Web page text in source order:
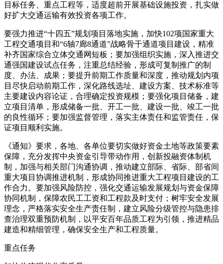
目标任务、重点工程等，适度超前开展基础设施投资，扎实做
好扩大交通运输有效投资各项工作。
要强力推进“十四五”规划项目落地实施，加快102项国家重大
工程交通项目和“6轴7廊8通道”战略骨干通道项目建设，精准
补齐国家综合立体交通网短板；要加强组织实施，深入推进交
通强国建设试点任务，注重总结经验，形成可复制推广的制
度、办法、成果；要提升前期工作质量和深度，推动规划内项
目尽快启动前期工作，深化路线选址、建设方案、技术标准等
主要建设内容论证，合理确定投资规模；要强化项目储备，建
立项目清单，形成储备一批、开工一批、建设一批、竣工一批
的良性循环；要加强监督管理，落实主体责任和监管责任，保
证项目顺利实施。
《通知》要求，各地、各单位要切实做好资金土地等政策要素
保障，充分发挥中央资金引导带动作用，创新投融资体制机
制，加强与相关部门沟通协调，推动建立部际、省际、部省间
重大项目协调推进机制，形成协同推进重大工程项目建设的工
作合力。要加强风险防控，强化交通运输发展规划与资金保障
协同机制，保障农民工工资和工程款及时支付；树牢安全发展
理念，严格落实安全生产责任制，建立风险分级管控与隐患排
查治理双重预防机制，以平安百年品质工程为引领，推进精品
建造和精细管理，确保安全生产和工程质量。
重点任务